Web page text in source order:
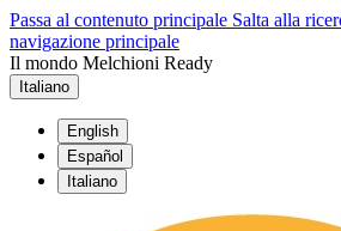
Passa al contenuto principale Salta alla
navigazione principale
Il mondo Melchioni Ready
Italiano
English
Español
Italiano